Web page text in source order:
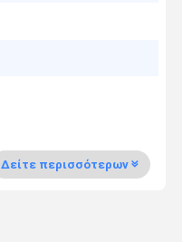
Δείτε περισσότερων